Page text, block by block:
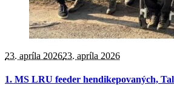
23. apríla 202623. apríla 2026
1. MS LRU feeder hendikepovaných,